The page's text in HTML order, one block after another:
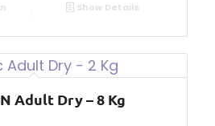
Show Details
Adult Dry – 8 Kg